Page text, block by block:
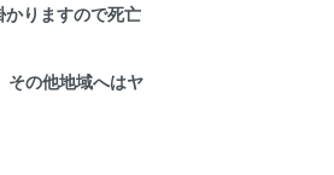
かりますので死亡
その他地域へはヤ